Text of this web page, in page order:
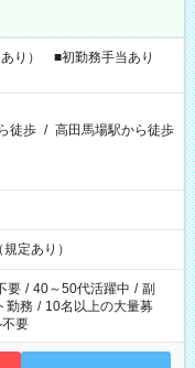
り） ■初勤務手当あり
徒歩 / 高田馬場駅から徒歩
定あり）
要 / 40～50代活躍中 / 副
勤務 / 10名以上の大量募
要